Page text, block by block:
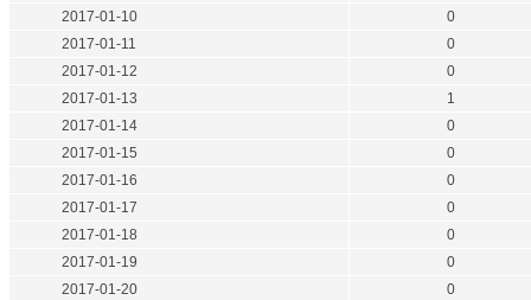
2017-01-10
0
2017-01-11
0
2017-01-12
0
2017-01-13
1
2017-01-14
0
2017-01-15
0
2017-01-16
0
2017-01-17
0
2017-01-18
0
2017-01-19
0
2017-01-20
0